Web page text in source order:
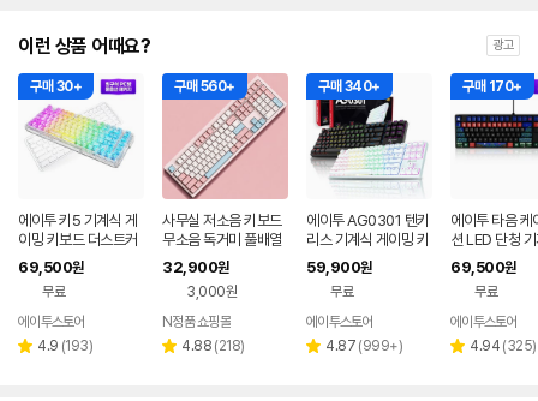
이런 상품 어때요? 광고
구매 30+
에이투 키5 기계식 게
이밍 키보드 더스트커
버 KEY5 RGB 백축
텐키리스 가스켓 매크
69,500원
무료
에이투스토어
별 4.9 리
(193)
구매 560+
사무실 저소음 키보드
무소음 독거미 풀배열
조용한 컴퓨터 자판기
핑크 유선 사무용 키보
32,900원
3,000원
페이
N정품 쇼핑몰
별 4.88 리
(218)
구매 340+
에이투 AG0301 텐키
리스 기계식 게이밍 키
보드 적축, 갈축
59,900원
무료
에이투스토어
별 4.87 리
(999+)
구매 170+
에이투 타음 케
션 LED 단청
무용 유선 키보
오봉도, 적축
69,500원
무료
에이투스토어
별 4.94 리
(325)